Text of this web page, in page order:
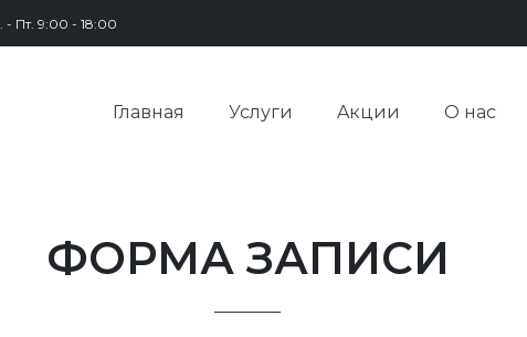
- Пт. 9:00 - 18:00
Главная Услуги Aкции О нас
ФОРМА ЗАПИСИ